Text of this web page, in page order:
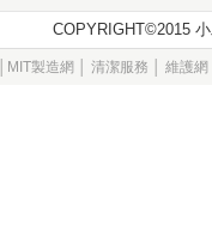
MIT製造網 清潔服務 維護網